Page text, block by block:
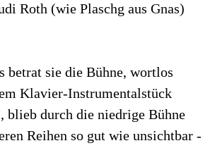
Roth (wie Plaschg aus Gnas)
betrat sie die Bühne, wortlos
Klavier-Instrumentalstück
blieb durch die niedrige Bühne
Reihen so gut wie unsichtbar -